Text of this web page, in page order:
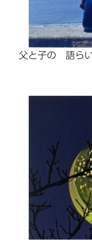
父と子の 語ら